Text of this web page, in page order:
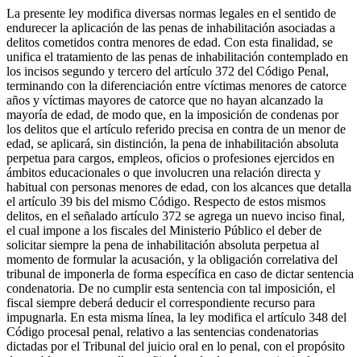
La presente ley modifica diversas normas legales en el sentido de
endurecer la aplicación de las penas de inhabilitación asociadas a
delitos cometidos contra menores de edad. Con esta finalidad, se
unifica el tratamiento de las penas de inhabilitación contemplado en
los incisos segundo y tercero del artículo 372 del Código Penal,
terminando con la diferenciación entre víctimas menores de catorce
años y víctimas mayores de catorce que no hayan alcanzado la
mayoría de edad, de modo que, en la imposición de condenas por
los delitos que el artículo referido precisa en contra de un menor de
edad, se aplicará, sin distinción, la pena de inhabilitación absoluta
perpetua para cargos, empleos, oficios o profesiones ejercidos en
ámbitos educacionales o que involucren una relación directa y
habitual con personas menores de edad, con los alcances que detalla
el artículo 39 bis del mismo Código. Respecto de estos mismos
delitos, en el señalado artículo 372 se agrega un nuevo inciso final,
el cual impone a los fiscales del Ministerio Público el deber de
solicitar siempre la pena de inhabilitación absoluta perpetua al
momento de formular la acusación, y la obligación correlativa del
tribunal de imponerla de forma específica en caso de dictar sentencia
condenatoria. De no cumplir esta sentencia con tal imposición, el
fiscal siempre deberá deducir el correspondiente recurso para
impugnarla. En esta misma línea, la ley modifica el artículo 348 del
Código procesal penal, relativo a las sentencias condenatorias
dictadas por el Tribunal del juicio oral en lo penal, con el propósito